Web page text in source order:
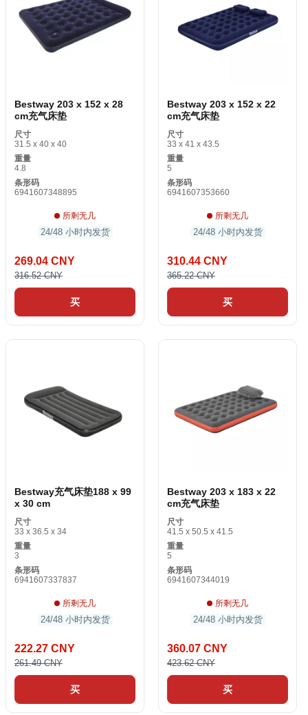
Bestway 203 x 152 x 28
cm充气床垫
尺寸
31.5 x 40 x 40
重量
4.8
条形码
6941607348895
所剩无几
24/48 小时内发货
269.04 CNY
316.52 CNY
买
Bestway 203 x 152 x 22
cm充气床垫
尺寸
33 x 41 x 43.5
重量
5
条形码
6941607353660
所剩无几
24/48 小时内发货
310.44 CNY
365.22 CNY
买
Bestway充气床垫188 x 99
x 30 cm
尺寸
33 x 36.5 x 34
重量
3
条形码
6941607337837
所剩无几
24/48 小时内发货
222.27 CNY
261.49 CNY
买
Bestway 203 x 183 x 22
cm充气床垫
尺寸
41.5 x 50.5 x 41.5
重量
5
条形码
6941607344019
所剩无几
24/48 小时内发货
360.07 CNY
423.62 CNY
买